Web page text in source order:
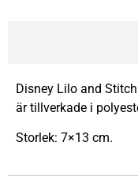
Disney Lilo and
är tillverkade i
Storlek: 7×13 cm.